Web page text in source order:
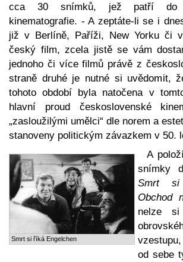
cca 30 snímků, jež patří do
kinematografie. - A zeptáte-li se i
již v Berlíně, Paříži, New Yorku či
český film, zcela jistě se vám
jednoho či více filmů právě z
straně druhé je nutné si uvědomit,
tohoto období byla natočena v
hlavní proud československé
„zasloužilými umělci“ dle norem a
stanoveny politickým závazkem v 50.
Smrt si říká Engelchen
A
snímky
Smrt si
Obchod
nelze si
od sebe